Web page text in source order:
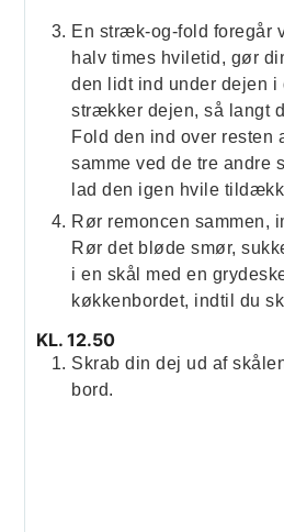
En stræk-og-fold foregår
halv times hviletid, gør
den lidt ind under dejen i
strækker dejen, så langt
Fold den ind over resten
samme ved de tre andre
lad den igen hvile
Rør remoncen sammen,
Rør det bløde smør,
i en skål med en
køkkenbordet, indtil du
KL. 12.50
Skrab din dej ud af
bord.